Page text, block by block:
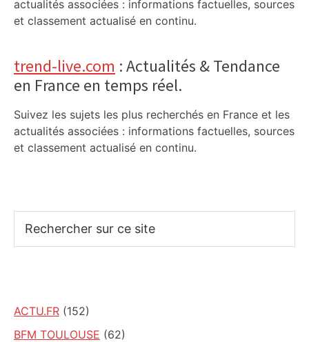
actualités associées : informations factuelles, sources
et classement actualisé en continu.
trend-live.com : Actualités & Tendance
en France en temps réel.
Suivez les sujets les plus recherchés en France et les
actualités associées : informations factuelles, sources
et classement actualisé en continu.
sur
ACTU.FR (152)
BFM TOULOUSE (62)